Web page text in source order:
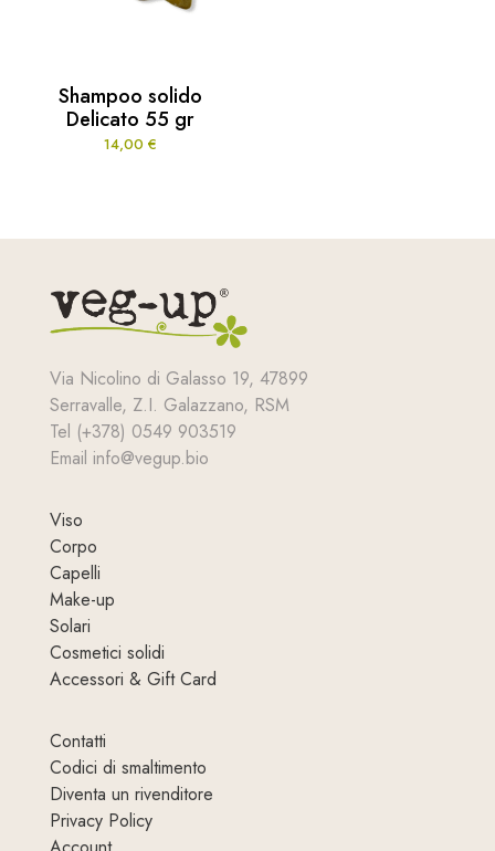
Shampoo solido
Delicato 55 gr
14,00 €
Via Nicolino di Galasso 19, 47899
Serravalle, Z.I. Galazzano, RSM
Tel (+378) 0549 903519
Email info@vegup.bio
Viso
Corpo
Capelli
Make-up
Solari
Cosmetici solidi
Accessori & Gift Card
Contatti
Codici di smaltimento
Diventa un rivenditore
Privacy Policy